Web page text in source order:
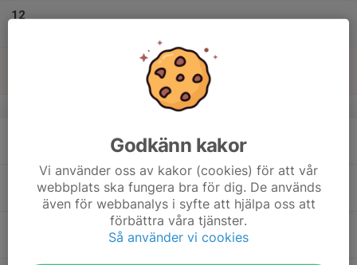
12
v.38
Godkänn kakor
Vi använder oss av kakor (cookies) för att vår
webbplats ska fungera bra för dig. De används
även för webbanalys i syfte att hjälpa oss att
förbättra våra tjänster.
Så använder vi cookies